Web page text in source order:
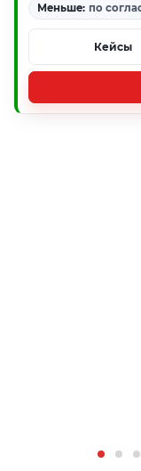
Меньше: по
Кейсы